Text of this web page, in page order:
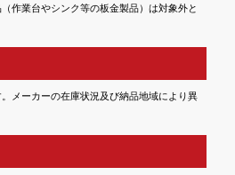
作業台やシンク等の板金製品）は対象外と
メーカーの在庫状況及び納品地域により異